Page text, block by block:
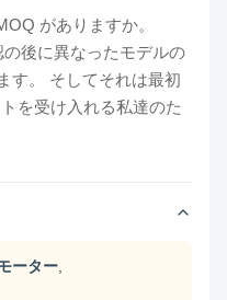
がありますか。
後に異なったモデルの
す。 そしてそれは最初
を受け入れる私達のた
ーター